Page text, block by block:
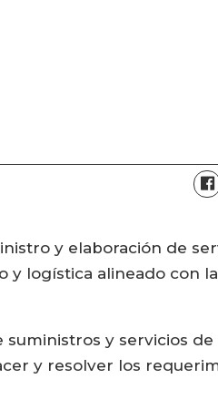
y elaboración de
logística alineado con
y servicios
y resolver los